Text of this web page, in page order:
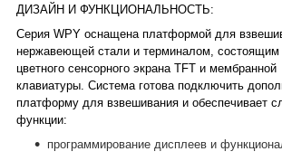
ДИЗАЙН И ФУНКЦИОНАЛЬНОСТЬ:
Серия WPY оснащена платформой для
нержавеющей стали и терминалом, состоящим
цветного сенсорного экрана TFT и мембранной
клавиатуры. Система готова подключить
платформу для взвешивания и обеспечивает
функции:
программирование дисплеев и